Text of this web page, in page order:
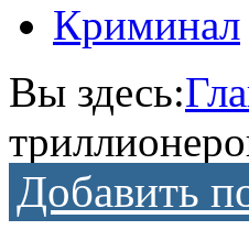
Криминал
Вы здесь:
Добавить